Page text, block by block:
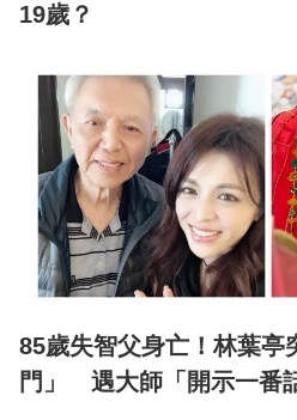
19歲？
85歲失智父身亡！林葉亭
門」 遇大師「開示一番